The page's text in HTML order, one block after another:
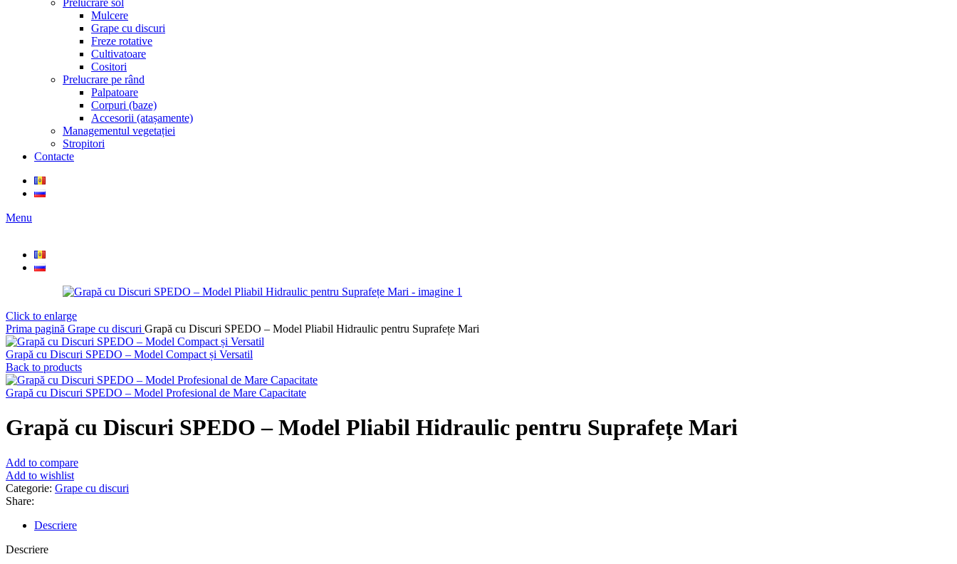
Prelucrare sol
Mulcere
Grape cu discuri
Freze rotative
Cultivatoare
Cositori
Prelucrare pe rând
Palpatoare
Corpuri (baze)
Accesorii (atașamente)
Managementul vegetației
Stropitori
Contacte
Menu
Click to enlarge
Prima pagină Grape cu discuri Grapă cu Discuri SPEDO – Model Pliabil Hidraulic pentru Suprafețe Mari
Grapă cu Discuri SPEDO – Model Compact și Versatil
Back to products
Grapă cu Discuri SPEDO – Model Profesional de Mare Capacitate
Grapă cu Discuri SPEDO – Model Pliabil Hidraulic pentru Suprafețe Mari
Add to compare
Add to wishlist
Categorie: Grape cu discuri
Share:
Descriere
Descriere